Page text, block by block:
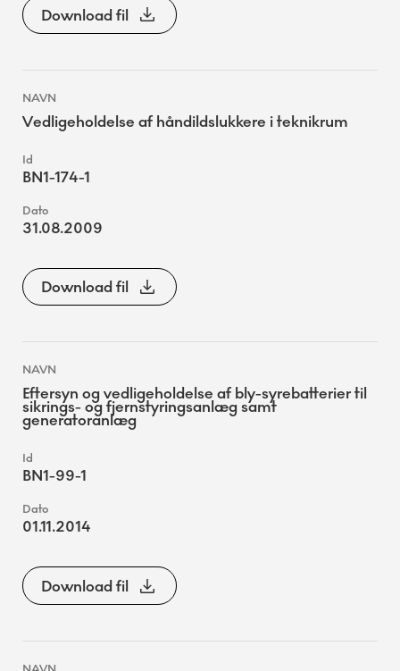
Download fil
Vedligeholdelse af håndildslukkere i teknikrum
BN1-174-1
31.08.2009
Download fil
Eftersyn og vedligeholdelse af bly-syrebatterier til
sikrings- og fjernstyringsanlæg samt
generatoranlæg
BN1-99-1
01.11.2014
Download fil